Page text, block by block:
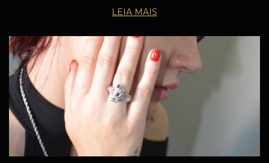
paz e estabilidade mental, conectando-nos com nossos
sentimentos mais profundos e com
LEIA MAIS